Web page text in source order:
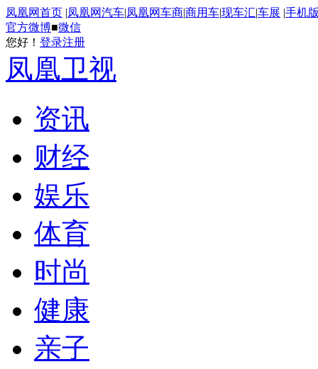
凤凰网首页 |凤凰网汽车|凤凰网车商|商用车|现车汇|车展 |手机
官方微博■微信
您好！ 登录注册
凤凰卫视
资讯
财经
娱乐
体育
时尚
健康
亲子